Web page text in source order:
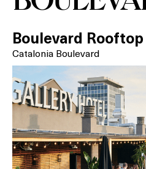
Activitats
On?
Boulevard Rooftop
Catalonia Boulevard